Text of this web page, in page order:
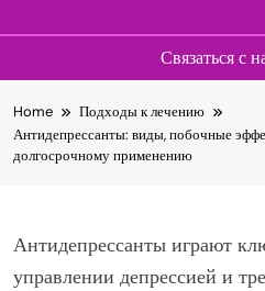
Связаться с
to
content
Home
Подходы к лечению
Антидепрессанты: виды, побочные
долгосрочному применению
Антидепрессанты играют
управлении депрессией и